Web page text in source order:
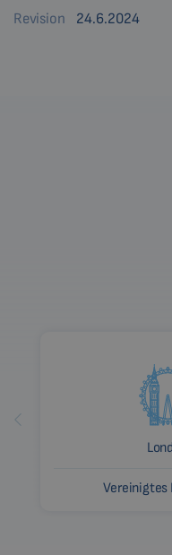
Revision 24.6.2024
Vereinigtes